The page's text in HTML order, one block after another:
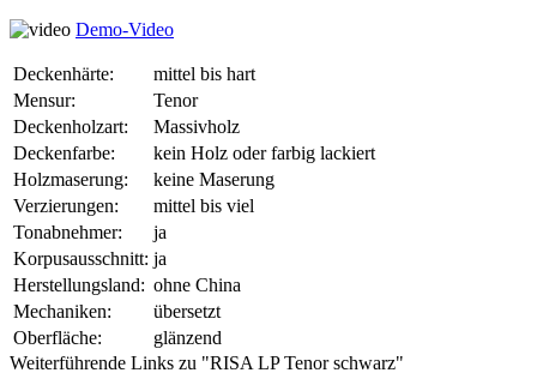
Demo-Video
Deckenhärte:
mittel bis hart
Mensur:
Tenor
Deckenholzart:
Massivholz
Deckenfarbe:
kein Holz oder farbig lackiert
Holzmaserung:
keine Maserung
Verzierungen:
mittel bis viel
Tonabnehmer:
ja
Korpusausschnitt: ja
Herstellungsland: ohne China
Mechaniken:
übersetzt
Oberfläche:
glänzend
Weiterführende Links zu "RISA LP Tenor schwarz"